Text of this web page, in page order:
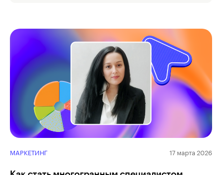
МАРКЕТИНГ 17 марта 2026